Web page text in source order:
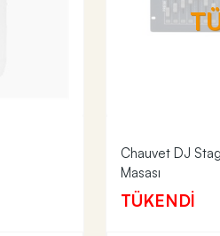
Chauvet DJ
Masası
TÜKENDİ